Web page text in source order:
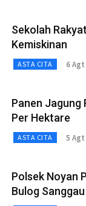
Sekolah
Kemiskinan
ASTA CITA 6
Panen Jagung
Per Hektare
ASTA CITA 5 Agt
Polsek Noyan
Bulog Sanggau